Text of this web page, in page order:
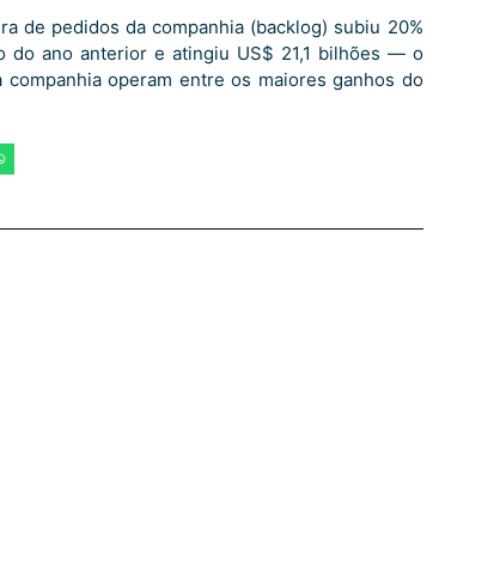
de pedidos da companhia (backlog) subiu 20%
do ano anterior e atingiu US$ 21,1 bilhões — o
operam entre os maiores ganhos do